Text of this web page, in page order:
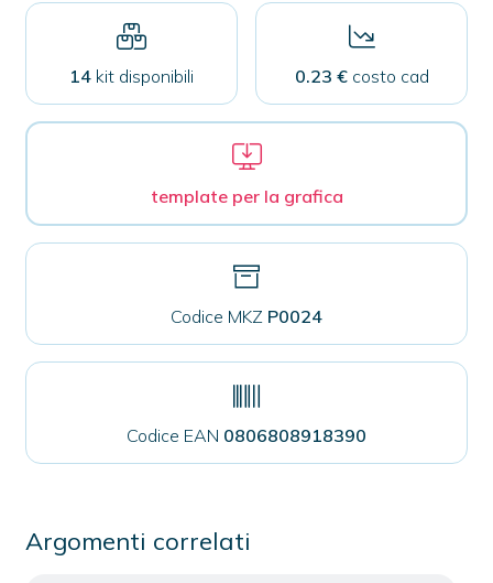
14kit disponibili 0.23 €costo cad
template per la grafica
Codice MKZ P0024
Codice EAN 0806808918390
Argomenti correlati